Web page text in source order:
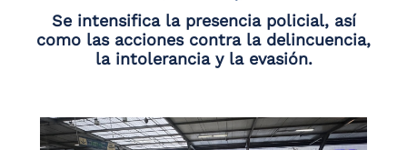
Se intensifica la presencia policial, así
como las acciones contra la delincuencia,
la intolerancia y la evasión.